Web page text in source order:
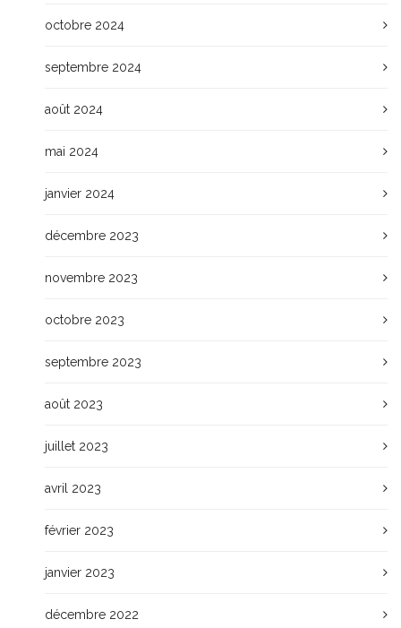
octobre 2024
septembre 2024
août 2024
mai 2024
janvier 2024
décembre 2023
novembre 2023
octobre 2023
septembre 2023
août 2023
juillet 2023
avril 2023
février 2023
janvier 2023
décembre 2022